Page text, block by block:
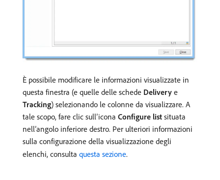
È possibile modificare le informazioni visualizzate in
questa finestra (e quelle delle schede Delivery e
Tracking) selezionando le colonne da visualizzare. A
tale scopo, fare clic sull’icona Configure list situata
nell’angolo inferiore destro. Per ulteriori informazioni
sulla configurazione della visualizzazione degli
elenchi, consulta questa sezione.